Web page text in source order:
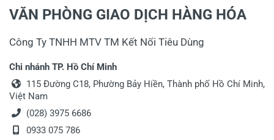
ketnoitieudung đã giới thiệu chúc cho
ketnoitieudung ngày càng bán những sản phẩm
chất lượng như thế này
sản phẩm của KNTD, chúc anh mua những
sản phẩm tốt ở KNTD trong thời gian tới!
08/07/2018
VĂN PHÒNG GIAO DỊCH HÀNG HÓA
Công Ty TNHH MTV TM Kết Nối Tiêu Dùng
Chi nhánh TP. Hồ Chí Minh
115 Đường C18, Phường Bảy Hiền, Thành phố Hồ Chí Minh,
Việt Nam
(028) 3975 6686
0933 075 786